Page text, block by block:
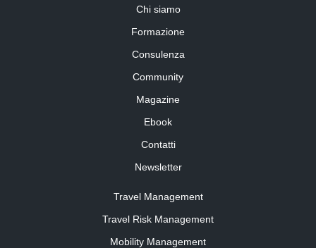
Chi siamo
Formazione
Consulenza
Community
Magazine
Ebook
Contatti
Newsletter
Travel Management
Travel Risk Management
Mobility Management